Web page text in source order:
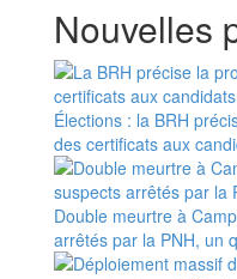
Nouvelles
Élections : la BRH
des certificats aux
Double meurtre à
arrêtés par la PNH, un